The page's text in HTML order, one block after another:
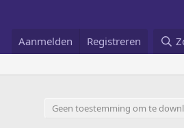
Aanmelden Registreren
Geen toestemming om te